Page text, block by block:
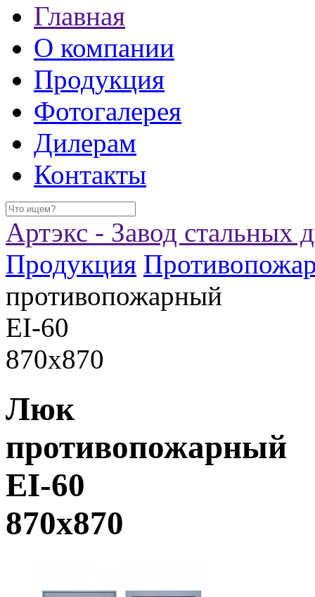
Главная
О компании
Продукция
Фотогалерея
Дилерам
Контакты
Артэкс - Завод стальных
Продукция
противопожарный
EI-60
870х870
Люк
противопожарный
EI-60
870х870